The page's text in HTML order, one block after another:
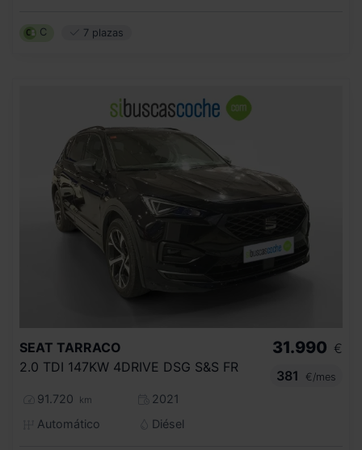
C 7 plazas
SEAT TARRACO
2.0 TDI 147KW 4DRIVE DSG S&S FR
91.720 km
2021
Automático
Diésel
31.990 €
381
€/mes